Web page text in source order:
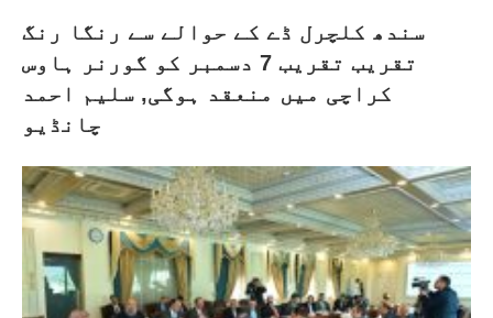
سندھ کلچرل ڈے کے حوالے سے رنگا رنگ
تقریب تقریب 7 دسمبر کو گورنر ہاوس
کراچی میں منعقد ہوگی, سلیم احمد
چانڈیو